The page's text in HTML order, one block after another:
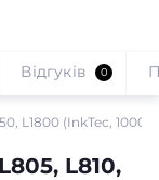
L1800 (InkTec,
L810,
Відгуків 0